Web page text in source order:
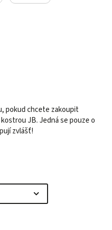
pokud chcete zakoupit
JB. Jedná se pouze o
zvlášť!